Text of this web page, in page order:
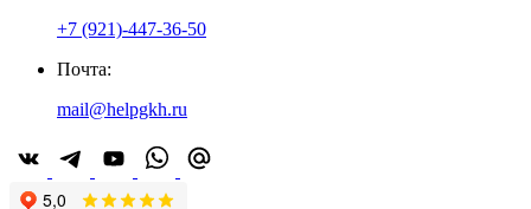
+7 (921)-447-36-50
Почта:
mail@helpgkh.ru